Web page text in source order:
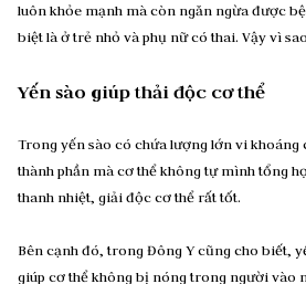
luôn khỏe mạnh mà còn ngăn ngừa được
biệt là ở trẻ nhỏ và phụ nữ có thai. Vậy vì
Yến sào giúp thải độc cơ thể
Trong yến sào có chứa lượng lớn vi khoáng
thành phần mà cơ thể không tự mình tổng
thanh nhiệt, giải độc cơ thể rất tốt.
Bên cạnh đó, trong Đông Y cũng cho biết,
giúp cơ thể không bị nóng trong người vào